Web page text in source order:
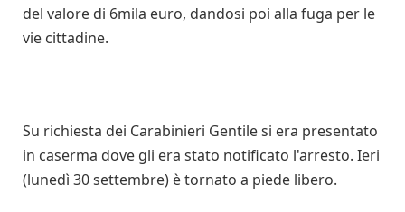
del valore di 6mila euro, dandosi poi alla fuga per le
vie cittadine.
Su richiesta dei Carabinieri Gentile si era presentato
in caserma dove gli era stato notificato l'arresto. Ieri
(lunedì 30 settembre) è tornato a piede libero.